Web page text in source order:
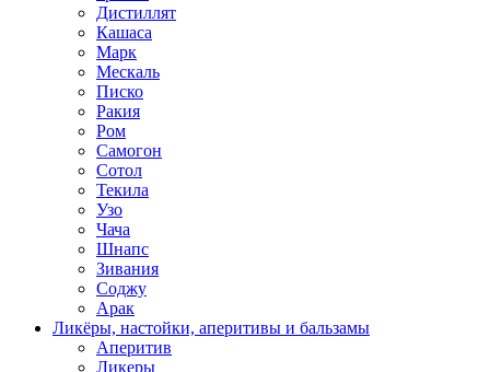
Дистиллят
Кашаса
Марк
Мескаль
Писко
Ракия
Ром
Самогон
Сотол
Текила
Узо
Чача
Шнапс
Зивания
Соджу
Арак
Ликёры, настойки, аперитивы и бальзамы
Аперитив
Ликеры